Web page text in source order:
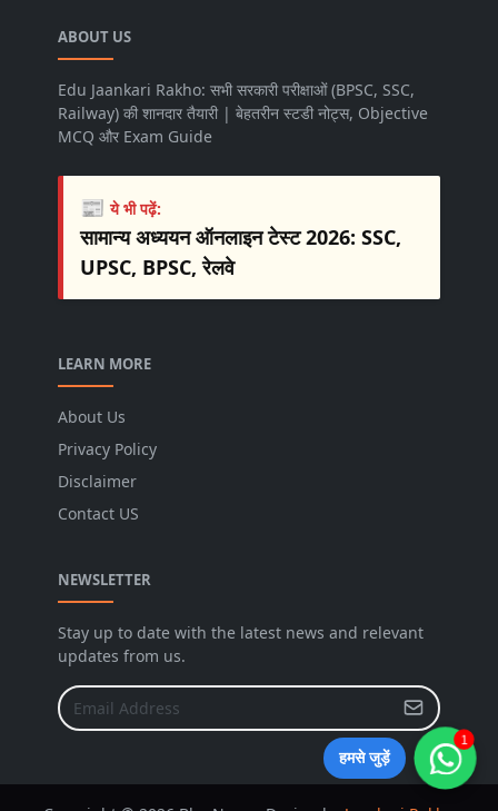
ABOUT US
Edu Jaankari Rakho: सभी सरकारी परीक्षाओं (BPSC, SSC,
Railway) की शानदार तैयारी | बेहतरीन स्टडी नोट्स, Objective
MCQ और Exam Guide
📰ये भी पढ़ें:
सामान्य अध्ययन ऑनलाइन टेस्ट 2026: SSC,
UPSC, BPSC, रेलवे
LEARN MORE
About Us
Privacy Policy
Disclaimer
Contact US
NEWSLETTER
Stay up to date with the latest news and relevant
updates from us.
हमसे जुड़ें
1